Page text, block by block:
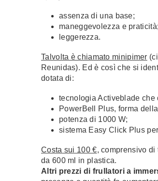
assenza di una base;
maneggevolezza e praticità;
leggerezza.
Talvolta è chiamato minipimer
Reunidas). Ed è così che si
dotata di:
tecnologia Activeblade
PowerBell Plus, forma
potenza di 1000 W;
sistema Easy Click Plus
Costa sui 100 €, comprensivo
da 600 ml in plastica.
Altri prezzi di frullatori a